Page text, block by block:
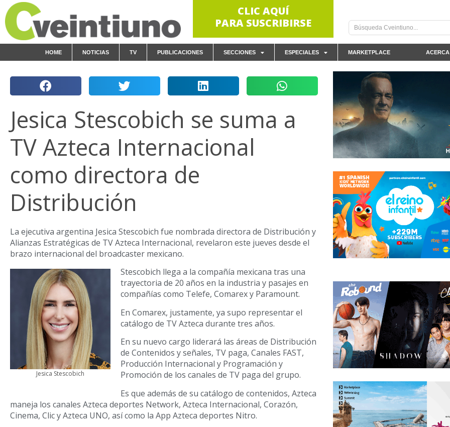
CLIC AQUÍ
PARA SUSCRIBIRSE
HOME NOTICIAS TV PUBLICACIONES SECCIONES ESPECIALES MARKETPLACE
Jesica Stescobich se suma a
TV Azteca Internacional
como directora de
Distribución
La ejecutiva argentina Jesica Stescobich fue nombrada directora de Distribución y
Alianzas Estratégicas de TV Azteca Internacional, revelaron este jueves desde el
brazo internacional del broadcaster mexicano.
Jesica Stescobich
Stescobich llega a la compañía mexicana tras una
trayectoria de 20 años en la industria y pasajes en
compañías como Telefe, Comarex y Paramount.
En Comarex, justamente, ya supo representar el
catálogo de TV Azteca durante tres años.
En su nuevo cargo liderará las áreas de Distribución
de Contenidos y señales, TV paga, Canales FAST,
Producción Internacional y Programación y
Promoción de los canales de TV paga del grupo.
Es que además de su catálogo de contenidos, Azteca
maneja los canales Azteca deportes Network, Azteca Internacional, Corazón,
Cinema, Clic y Azteca UNO, así como la App Azteca deportes Nitro.